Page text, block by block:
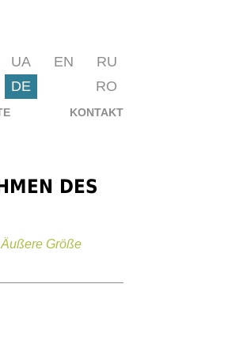
UA EN
RU
DE
RO
KONTAKT
DES
Äußere Größe